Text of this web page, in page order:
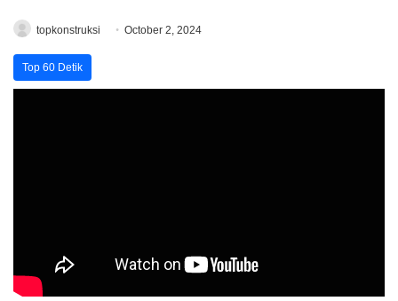
topkonstruksi October 2, 2024
Top 60 Detik